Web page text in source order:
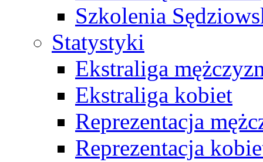
Szkolenia
Statystyki
Ekstraliga
Ekstraliga kobiet
Reprezentacja
Reprezentacja